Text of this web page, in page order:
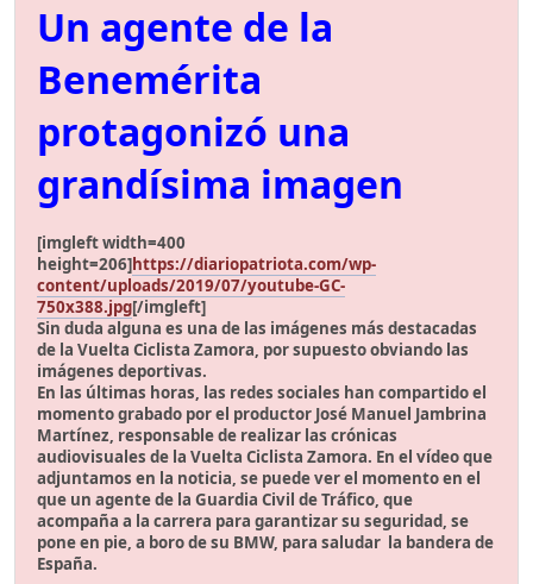
Un agente de la
Benemérita
protagonizó una
grandísima imagen
[imgleft width=400
height=206]https://diariopatriota.com/wp-
content/uploads/2019/07/youtube-GC-
750x388.jpg[/imgleft]
Sin duda alguna es una de las imágenes más destacadas
de la Vuelta Ciclista Zamora, por supuesto obviando las
imágenes deportivas.
En las últimas horas, las redes sociales han compartido el
momento grabado por el productor José Manuel Jambrina
Martínez, responsable de realizar las crónicas
audiovisuales de la Vuelta Ciclista Zamora. En el vídeo que
adjuntamos en la noticia, se puede ver el momento en el
que un agente de la Guardia Civil de Tráfico, que
acompaña a la carrera para garantizar su seguridad, se
pone en pie, a boro de su BMW, para saludar la bandera de
España.